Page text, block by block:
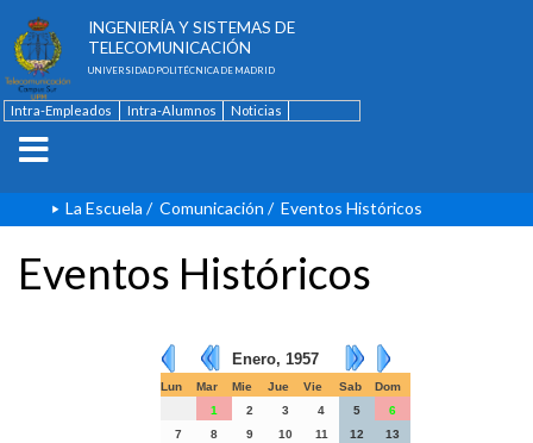
INGENIERÍA Y SISTEMAS DE
TELECOMUNICACIÓN
UNIVERSIDAD POLITÉCNICA DE MADRID
Intra-Empleados Intra-Alumnos
Noticias
La Escuela / Comunicación / Eventos Históricos
Eventos Históricos
Enero, 1957
Lun Mar Mie Jue Vie Sab
Dom
1
2 3 4 5
6
7
8 9 10 11 12
13